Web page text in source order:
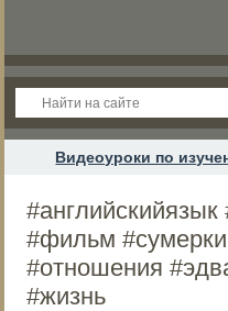
Видеоуроки по
#английскийязык
#фильм
#отношения
#жизнь